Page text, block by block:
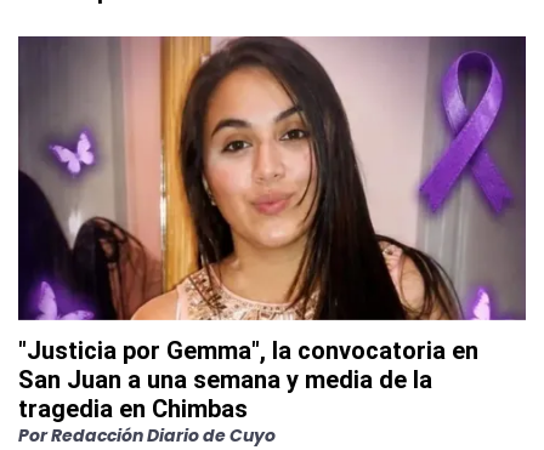
"Justicia por Gemma", la convocatoria en
San Juan a una semana y media de la
tragedia en Chimbas
PorRedacción Diario de Cuyo